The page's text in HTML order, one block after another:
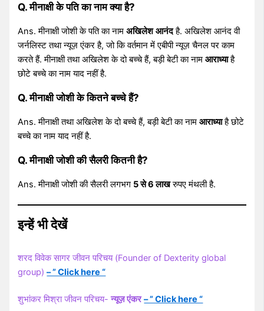
Q. मीनाक्षी के पति का नाम क्या है?
Ans. मीनाक्षी जोशी के पति का नामअखिलेश आनंदहै. अखिलेश आनंद वी
जर्नलिस्ट तथा न्यूज़ एंकर है, जो कि वर्तमान में एबीपी न्यूज़ चैनल पर काम
करते हैं. मीनाक्षी तथा अखिलेश के दो बच्चे हैं, बड़ी बेटी का नामआराध्याहै
छोटे बच्चे का नाम याद नहीं है.
Q. मीनाक्षी जोशी के कितने बच्चे हैं?
Ans. मीनाक्षी तथा अखिलेश के दो बच्चे हैं, बड़ी बेटी का नामआराध्याहै छोटे
बच्चे का नाम याद नहीं है.
Q. मीनाक्षी जोशी की सैलरी कितनी है?
Ans. मीनाक्षी जोशी की सैलरी लगभग 5 से 6 लाखरुपए मंथली है.
इन्हें भी देखें
शरद विवेक सागर जीवन परिचय (Founder of Dexterity global
group)– ” Click here “
शुभांकर मिश्रा जीवन परिचय-न्यूज़ एंकर – ” Click here “